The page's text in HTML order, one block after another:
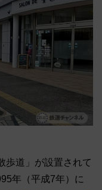
歩道」が設置されて
年（平成7年）に